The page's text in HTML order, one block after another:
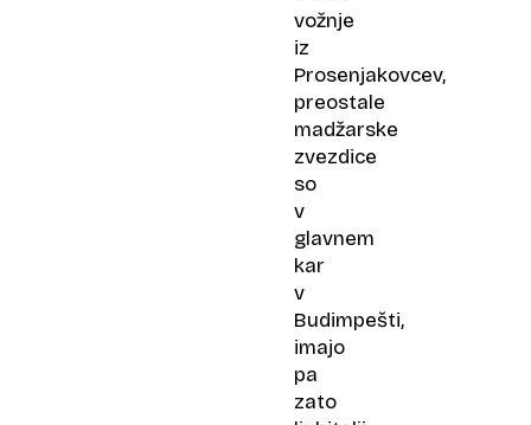
vožnje
iz
Prosenjakovcev,
preostale
madžarske
zvezdice
so
v
glavnem
kar
v
Budimpešti,
imajo
pa
zato